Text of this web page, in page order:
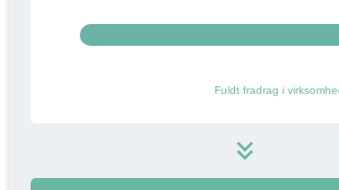
Fuldt fradrag i
keyboard_double_arrow_down